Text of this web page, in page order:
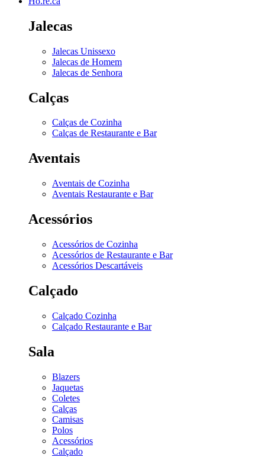
Jalecas
Jalecas Unissexo
Jalecas de Homem
Jalecas de Senhora
Calças
Calças de Cozinha
Calças de Restaurante e Bar
Aventais
Aventais de Cozinha
Aventais Restaurante e Bar
Acessórios
Acessórios de Cozinha
Acessórios de Restaurante e Bar
Acessórios Descartáveis
Calçado
Calçado Cozinha
Calçado Restaurante e Bar
Sala
Blazers
Jaquetas
Coletes
Calças
Camisas
Polos
Acessórios
Calçado